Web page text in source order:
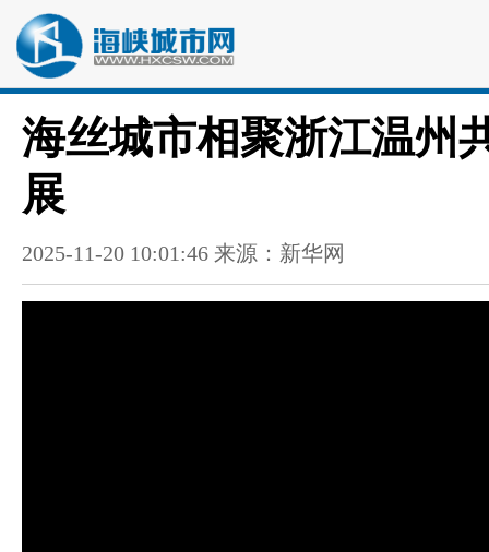
海丝城市相聚浙江温州
展
2025-11-20 10:01:46 来源：新华网